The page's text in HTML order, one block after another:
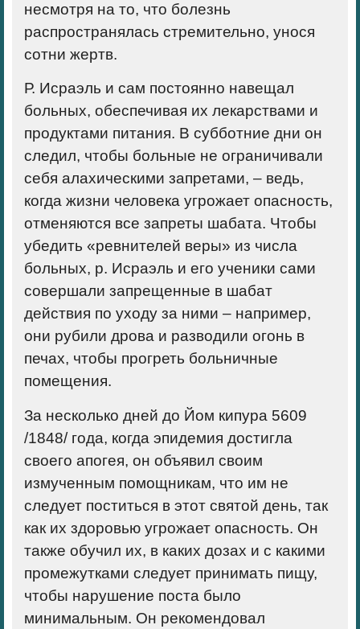
несмотря на то, что болезнь
распространялась стремительно, унося
сотни жертв.
Р. Исраэль и сам постоянно навещал
больных, обеспечивая их лекарствами и
продуктами питания. В субботние дни он
следил, чтобы больные не ограничивали
себя алахическими запретами, – ведь,
когда жизни человека угрожает опасность,
отменяются все запреты шабата. Чтобы
убедить «ревнителей веры» из числа
больных, р. Исраэль и его ученики сами
совершали запрещенные в шабат
действия по уходу за ними – например,
они рубили дрова и разводили огонь в
печах, чтобы прогреть больничные
помещения.
За несколько дней до Йом кипура 5609
/1848/ года, когда эпидемия достигла
своего апогея, он объявил своим
измученным помощникам, что им не
следует поститься в этот святой день, так
как их здоровью угрожает опасность. Он
также обучил их, в каких дозах и с какими
промежутками следует принимать пищу,
чтобы нарушение поста было
минимальным. Он рекомендовал